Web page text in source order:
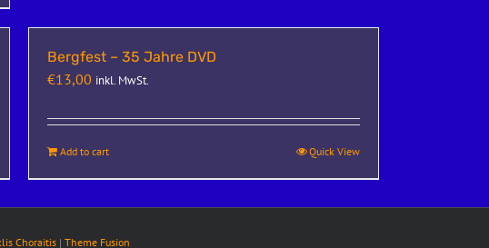
Bergfest – 35 Jahre DVD
€13,00 inkl. MwSt.
Add to cart Quick View
Choraitis | Theme Fusion